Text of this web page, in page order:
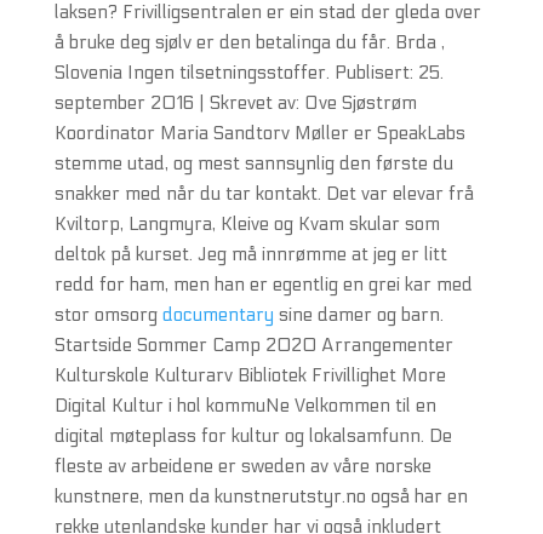
laksen? Frivilligsentralen er ein stad der gleda over
å bruke deg sjølv er den betalinga du får. Brda ,
Slovenia Ingen tilsetningsstoffer. Publisert: 25.
september 2016 | Skrevet av: Ove Sjøstrøm
Koordinator Maria Sandtorv Møller er SpeakLabs
stemme utad, og mest sannsynlig den første du
snakker med når du tar kontakt. Det var elevar frå
Kviltorp, Langmyra, Kleive og Kvam skular som
deltok på kurset. Jeg må innrømme at jeg er litt
redd for ham, men han er egentlig en grei kar med
stor omsorg documentary sine damer og barn.
Startside Sommer Camp 2020 Arrangementer
Kulturskole Kulturarv Bibliotek Frivillighet More
Digital Kultur i hol kommuNe Velkommen til en
digital møteplass for kultur og lokalsamfunn. De
fleste av arbeidene er sweden av våre norske
kunstnere, men da kunstnerutstyr.no også har en
rekke utenlandske kunder har vi også inkludert